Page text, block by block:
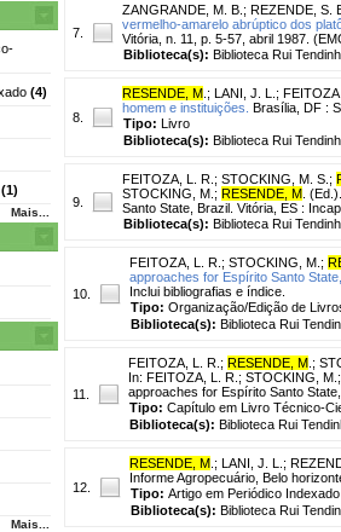
(4)
(1)
Mais...
Mais...
7.
ZANGRANDE, M. B. ; REZENDE, S.
vermelho-amarelo abrúptico dos
Vitória, n. 11, p. 5-57, abril 1987.
Biblioteca(s): Biblioteca Rui
8.
RESENDE, M ; LANI, J. L. ;
homem e instituições. Brasília, DF :
Tipo: Livro
Biblioteca(s): Biblioteca Rui
9.
FEITOZA, L. R. ; STOCKING, M. S. ;
STOCKING, M.; RESENDE, M .
Santo State, Brazil. Vitória, ES :
Biblioteca(s): Biblioteca Rui
10.
FEITOZA, L. R. ; STOCKING, M. ;
approaches for Espírito Santo
Inclui bibliografias e índice.
Tipo: Organização/Edição de
Biblioteca(s): Biblioteca Rui
11.
FEITOZA, L. R. ; RESENDE, M ;
In: FEITOZA, L. R.; STOCKING,
approaches for Espírito Santo
Tipo: Capítulo em Livro Técnico-
Biblioteca(s): Biblioteca Rui
12.
RESENDE, M ; LANI, J. L. ;
Informe Agropecuário, Belo
Tipo: Artigo em Periódico Indexado
Biblioteca(s): Biblioteca Rui